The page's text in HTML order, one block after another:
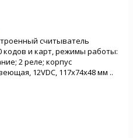
считыватель
кодов и карт, режимы работы:
2 реле; корпус
12VDC, 117х74х48 мм ..